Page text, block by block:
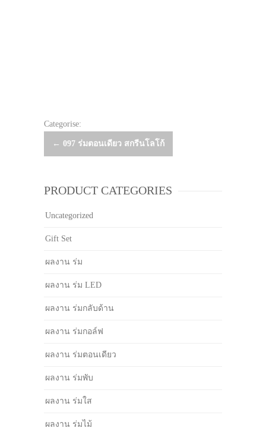
Categorise:
Post
← 097 ร่มตอนเดียว สกรีนโลโก้
PRODUCT CATEGORIES
Uncategorized
Gift Set
ผลงาน ร่ม
ผลงาน ร่ม LED
ผลงาน ร่มกลับด้าน
ผลงาน ร่มกอล์ฟ
ผลงาน ร่มตอนเดียว
ผลงาน ร่มพับ
ผลงาน ร่มใส
ผลงาน ร่มไม้